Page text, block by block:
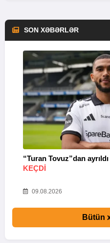
SON XƏBƏRLƏR
“Turan Tovuz”dan ayrıldı
KEÇDİ
09.08.2026
Bütün